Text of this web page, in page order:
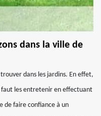
dans la ville de
dans les jardins. En effet,
faut les entretenir en effectuant
de faire confiance à un